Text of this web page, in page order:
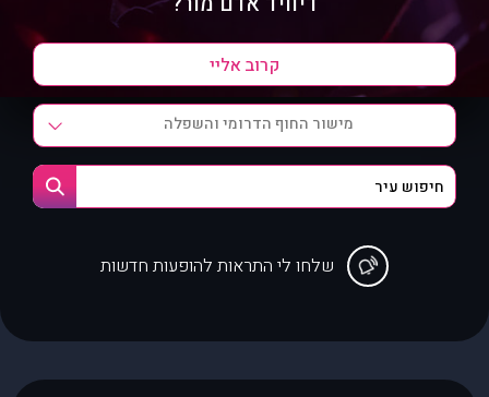
מישור החוף הדרומי והשפלה
שלחו לי התראות להופעות חדשות